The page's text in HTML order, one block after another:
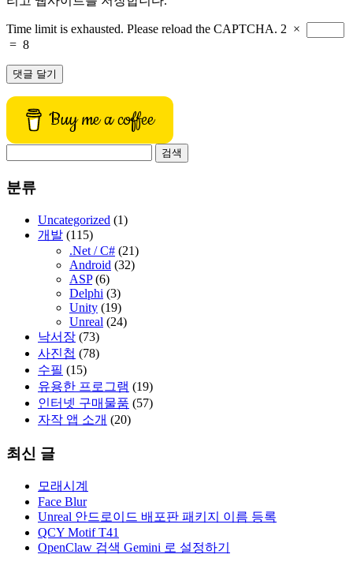
Time limit is exhausted. Please reload the CAPTCHA. 2 ×
= 8
Buy me a coffee
분류
Uncategorized (1)
개발 (115)
.Net / C# (21)
Android (32)
ASP(6)
Delphi (3)
Unity (19)
Unreal (24)
낙서장 (73)
사진첩 (78)
수필 (15)
유용한 프로그램 (19)
인터넷 구매물품 (57)
자작 앱 소개 (20)
최신 글
모래시계
Face Blur
Unreal 안드로이드 배포판 패키지 이름 등록
QCY Motif T41
OpenClaw 검색 Gemini 로 설정하기